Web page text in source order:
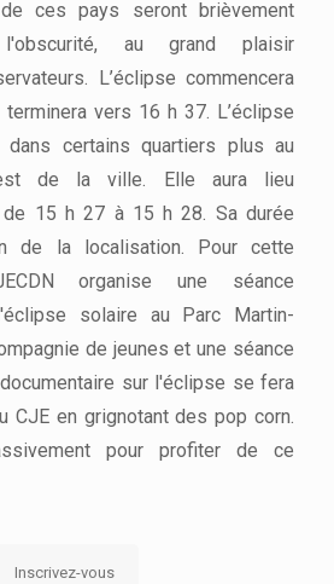
ces pays seront brièvement
au grand plaisir
L’éclipse commencera
vers 16 h 37. L’éclipse
certains quartiers plus au
de la ville. Elle aura lieu
de 15 h 27 à 15 h 28. Sa durée
de la localisation. Pour cette
organise une séance
solaire au Parc Martin-
de jeunes et une séance
sur l'éclipse se fera
CJE en grignotant des pop corn.
pour profiter de ce
Inscrivez-vous